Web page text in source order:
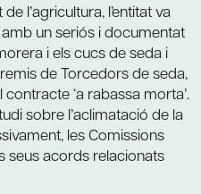
l’agricultura, l’entitat va
un seriós i documentat
i els cucs de seda i
de Torcedors de seda,
‘a rabassa morta’.
sobre l’aclimatació de la
les Comissions
seus acords relacionats